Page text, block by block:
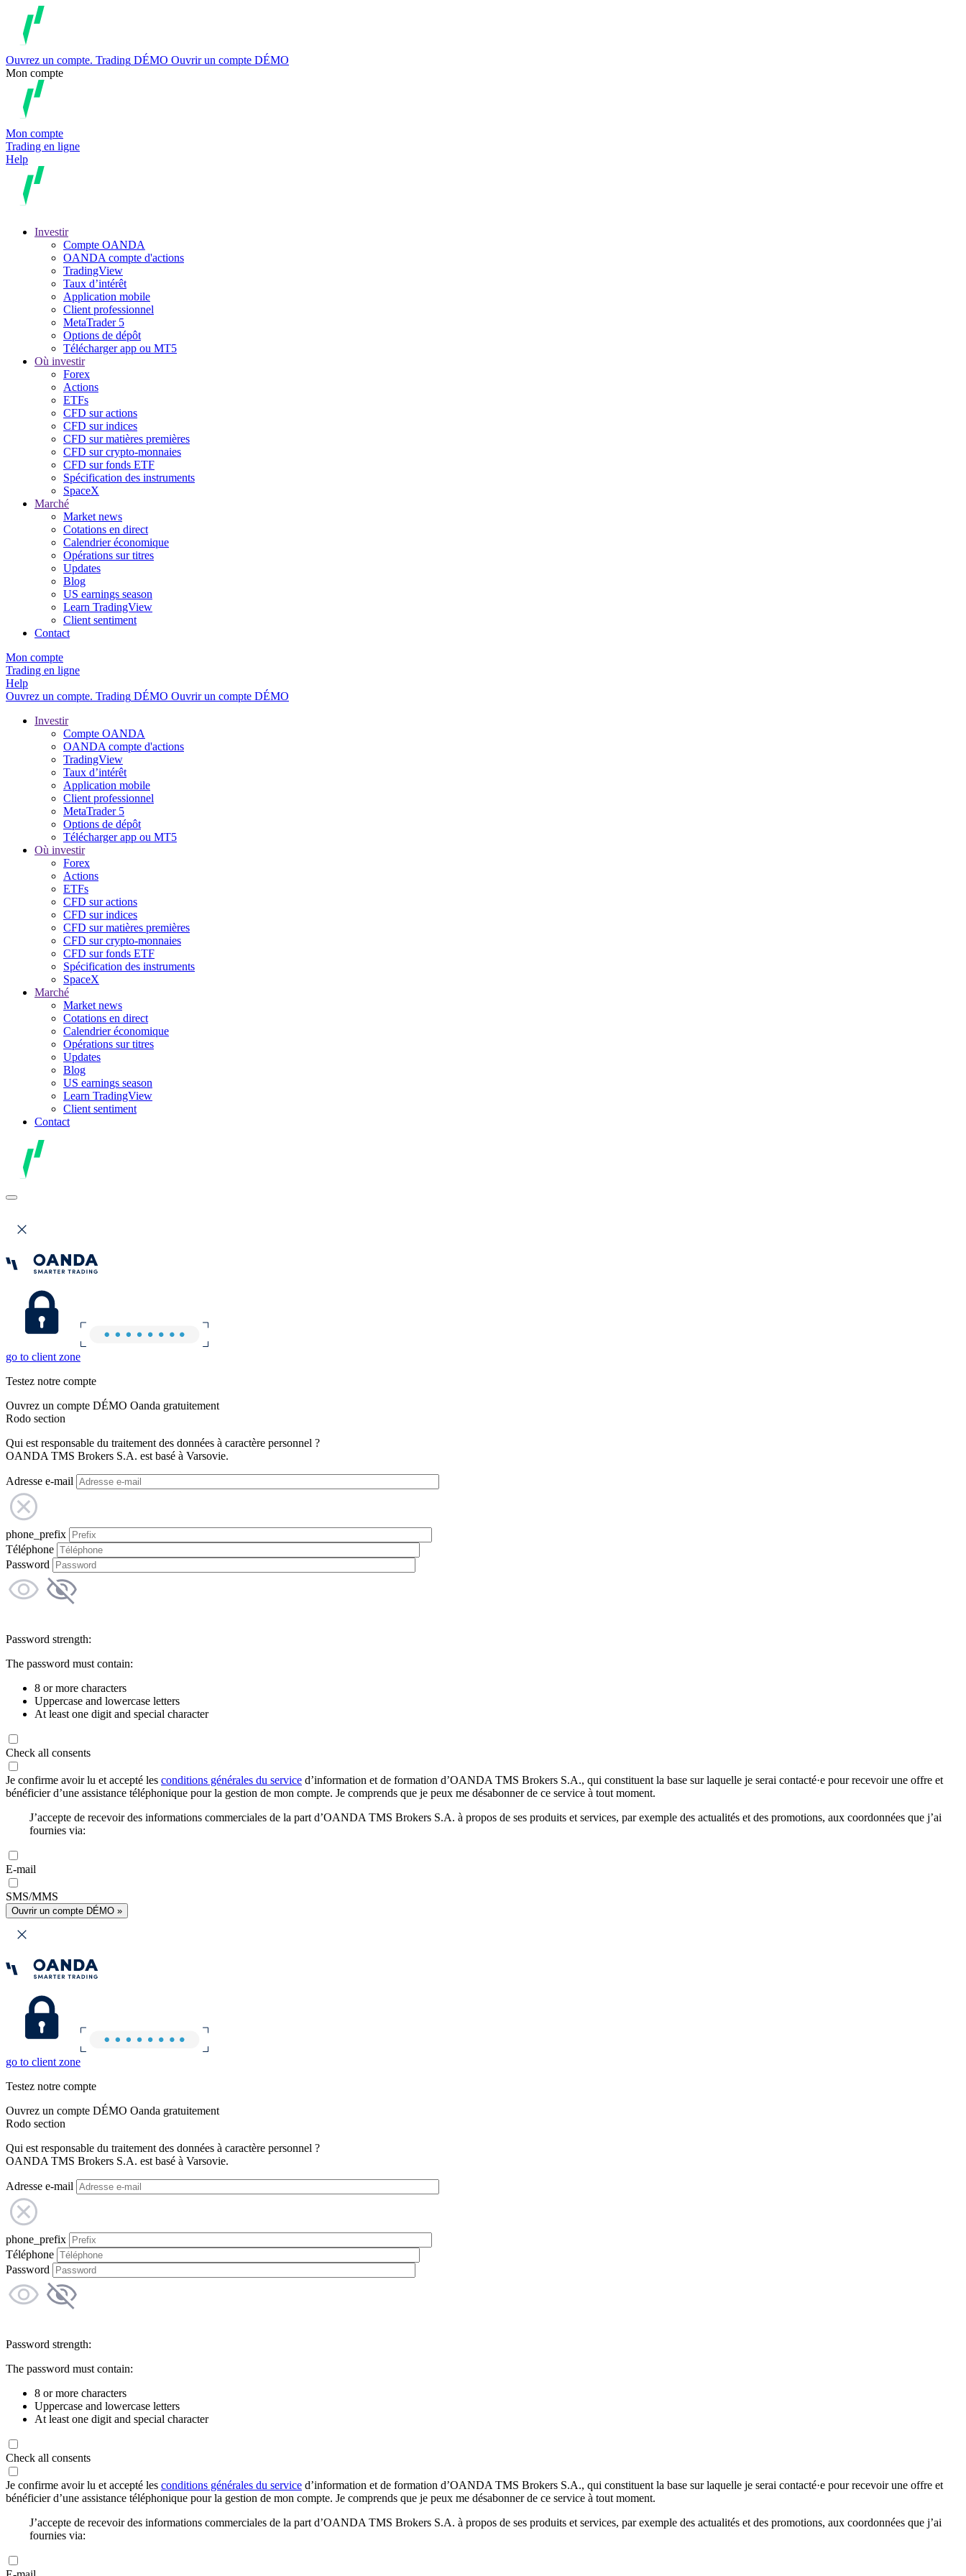
Ouvrez un compte. Trading DÉMO Ouvrir un compte DÉMO
Mon compte
Mon compte
Trading en ligne
Help
Investir
Compte OANDA
OANDA compte d'actions
TradingView
Taux d’intérêt
Application mobile
Client professionnel
MetaTrader 5
Options de dépôt
Télécharger app ou MT5
Où investir
Forex
Actions
ETFs
CFD sur actions
CFD sur indices
CFD sur matières premières
CFD sur crypto-monnaies
CFD sur fonds ETF
Spécification des instruments
SpaceX
Marché
Market news
Cotations en direct
Calendrier économique
Opérations sur titres
Updates
Blog
US earnings season
Learn TradingView
Client sentiment
Contact
Mon compte
Trading en ligne
Help
Ouvrez un compte. Trading DÉMO Ouvrir un compte DÉMO
Investir
Compte OANDA
OANDA compte d'actions
TradingView
Taux d’intérêt
Application mobile
Client professionnel
MetaTrader 5
Options de dépôt
Télécharger app ou MT5
Où investir
Forex
Actions
ETFs
CFD sur actions
CFD sur indices
CFD sur matières premières
CFD sur crypto-monnaies
CFD sur fonds ETF
Spécification des instruments
SpaceX
Marché
Market news
Cotations en direct
Calendrier économique
Opérations sur titres
Updates
Blog
US earnings season
Learn TradingView
Client sentiment
Contact
go to client zone
Testez notre compte
Ouvrez un compte DÉMO Oanda gratuitement
Rodo section
Qui est responsable du traitement des données à caractère personnel ?
OANDA TMS Brokers S.A. est basé à Varsovie.
Adresse e-mail
phone_prefix
Téléphone
Password
Password strength:
The password must contain:
8 or more characters
Uppercase and lowercase letters
At least one digit and special character
Check all consents
Je confirme avoir lu et accepté les conditions générales du service d’information et de formation d’OANDA TMS Brokers S.A., qui constituent la base sur laquelle je serai contacté·e pour recevoir une offre et
bénéficier d’une assistance téléphonique pour la gestion de mon compte. Je comprends que je peux me désabonner de ce service à tout moment.
J’accepte de recevoir des informations commerciales de la part d’OANDA TMS Brokers S.A. à propos de ses produits et services, par exemple des actualités et des promotions, aux coordonnées que j’ai
fournies via:
E-mail
SMS/MMS
Ouvrir un compte DÉMO »
go to client zone
Testez notre compte
Ouvrez un compte DÉMO Oanda gratuitement
Rodo section
Qui est responsable du traitement des données à caractère personnel ?
OANDA TMS Brokers S.A. est basé à Varsovie.
Adresse e-mail
phone_prefix
Téléphone
Password
Password strength:
The password must contain:
8 or more characters
Uppercase and lowercase letters
At least one digit and special character
Check all consents
Je confirme avoir lu et accepté les conditions générales du service d’information et de formation d’OANDA TMS Brokers S.A., qui constituent la base sur laquelle je serai contacté·e pour recevoir une offre et
bénéficier d’une assistance téléphonique pour la gestion de mon compte. Je comprends que je peux me désabonner de ce service à tout moment.
J’accepte de recevoir des informations commerciales de la part d’OANDA TMS Brokers S.A. à propos de ses produits et services, par exemple des actualités et des promotions, aux coordonnées que j’ai
fournies via: